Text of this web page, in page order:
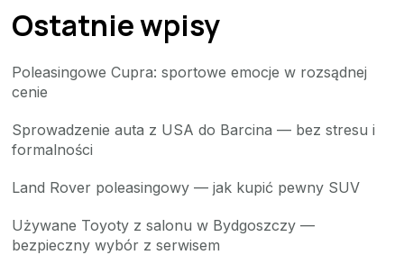
Ostatnie wpisy
Poleasingowe Cupra: sportowe emocje w rozsądnej
cenie
Sprowadzenie auta z USA do Barcina — bez stresu i
formalności
Land Rover poleasingowy — jak kupić pewny SUV
Używane Toyoty z salonu w Bydgoszczy —
bezpieczny wybór z serwisem